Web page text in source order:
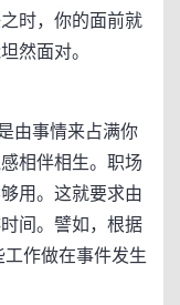
时，你的面前就
然面对。
由事情来占满你
相伴相生。职场
用。这就要求由
间。譬如，根据
作做在事件发生